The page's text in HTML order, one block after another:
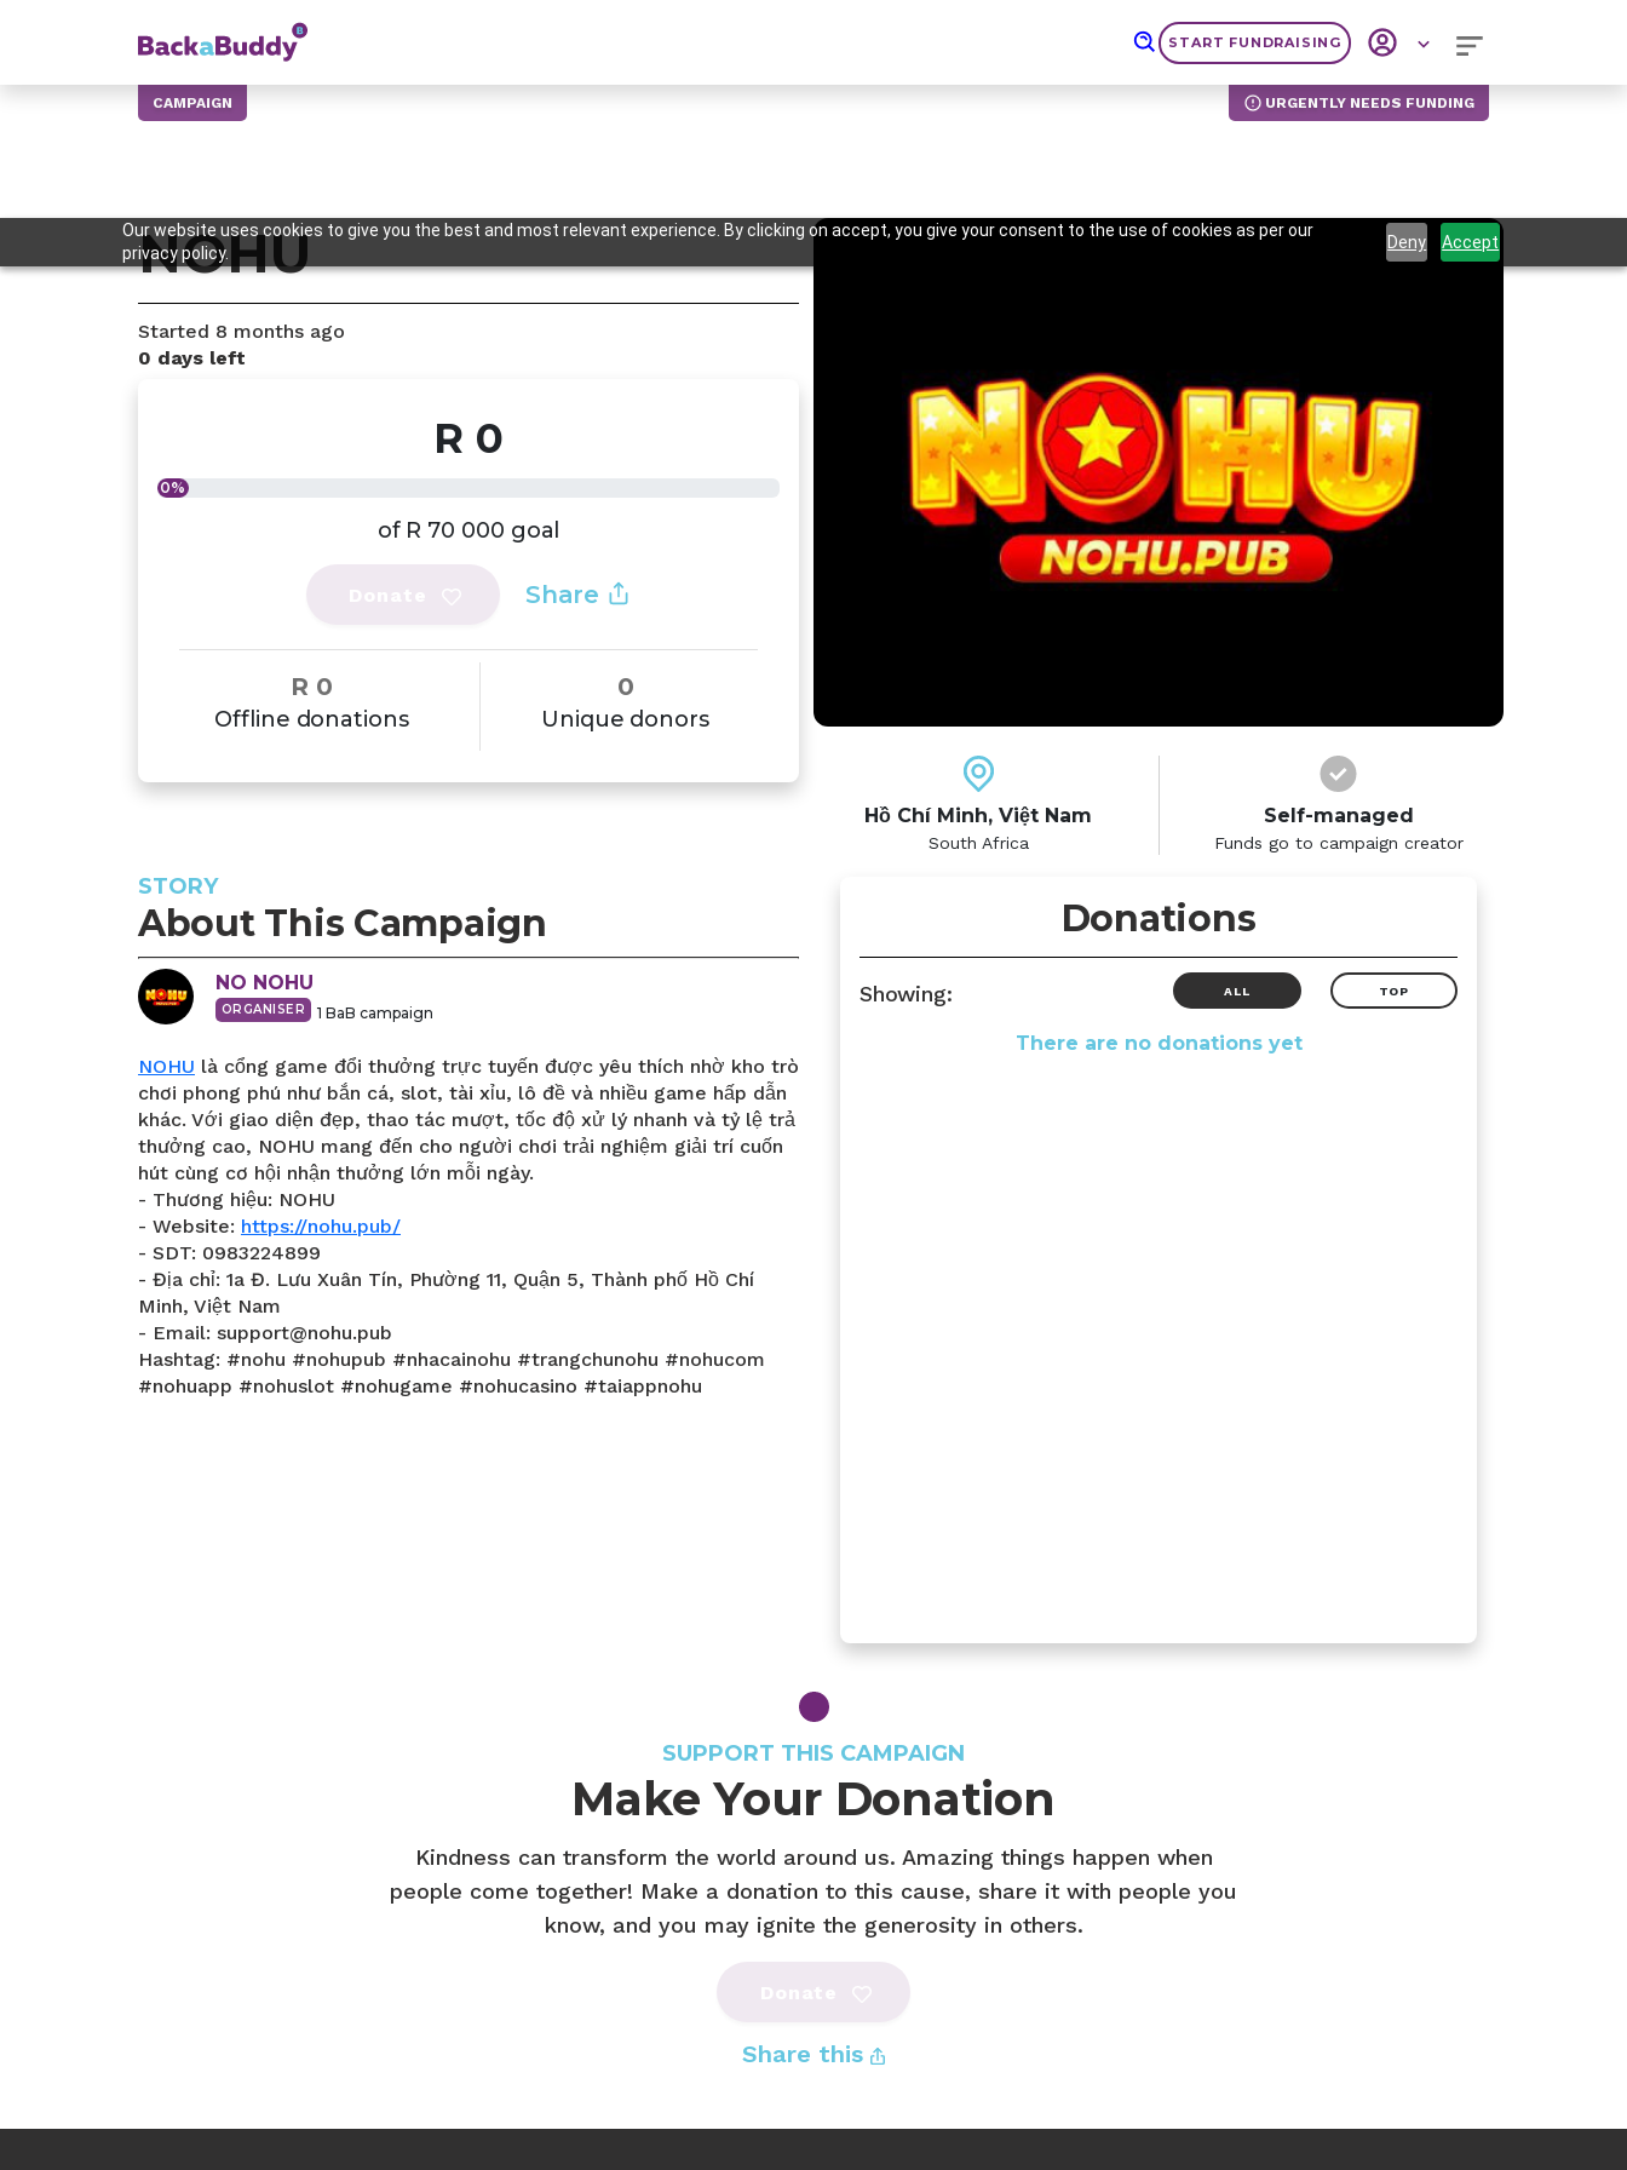
Our website uses cookies to give you the best and most relevant experience. By clicking on accept, you give your consent to the use of cookies as per our
privacy policy.
Deny Accept
START FUNDRAISING
CAMPAIGN URGENTLY NEEDS FUNDING
NOHU
Started 8 months ago
0 days left
R 0
0%
of R 70 000 goal
Share
R 0
Offline donations
0
Unique donors
Previous
Hồ Chí Minh, Việt Nam
South Africa
Self-managed
Funds go to campaign creator
STORY
About This Campaign
NO NOHU
ORGANISER 1 BaB campaign
NOHU là cổng game đổi thưởng trực tuyến được yêu thích nhờ kho trò
chơi phong phú như bắn cá, slot, tài xỉu, lô đề và nhiều game hấp dẫn
khác. Với giao diện đẹp, thao tác mượt, tốc độ xử lý nhanh và tỷ lệ trả
thưởng cao, NOHU mang đến cho người chơi trải nghiệm giải trí cuốn
hút cùng cơ hội nhận thưởng lớn mỗi ngày.
- Thương hiệu: NOHU
- Website: https://nohu.pub/
- SDT: 0983224899
- Địa chỉ: 1a Đ. Lưu Xuân Tín, Phường 11, Quận 5, Thành phố Hồ Chí
Minh, Việt Nam
- Email: support@nohu.pub
Hashtag: #nohu #nohupub #nhacainohu #trangchunohu #nohucom
#nohuapp #nohuslot #nohugame #nohucasino #taiappnohu
Donations
Showing: ALL TOP
There are no donations yet
SUPPORT THIS CAMPAIGN
Make Your Donation
Kindness can transform the world around us. Amazing things happen when
people come together! Make a donation to this cause, share it with people you
know, and you may ignite the generosity in others.
Share this